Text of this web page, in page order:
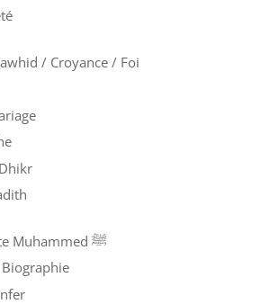
/ Croyance / Foi
Le Prophète Muhammed ﷺ